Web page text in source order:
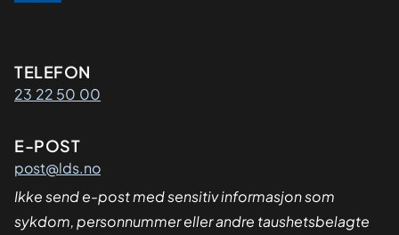
Kontaktinformasjon
TELEFON
23 22 50 00
E-POST
post@lds.no
Ikke send e-post med sensitiv informasjon som
sykdom, personnummer eller andre taushetsbelagte